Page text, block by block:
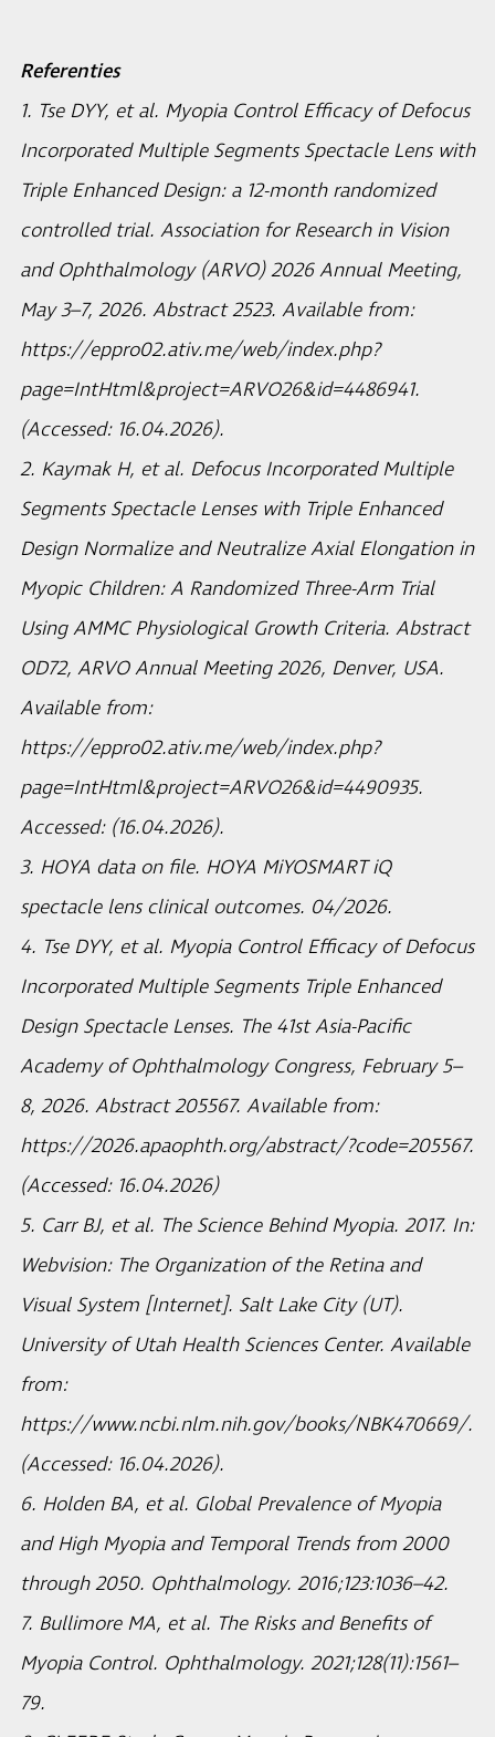
Referenties
1. Tse DYY, et al. Myopia Control Efficacy of Defocus
Incorporated Multiple Segments Spectacle Lens with
Triple Enhanced Design: a 12-month randomized
controlled trial. Association for Research in Vision
and Ophthalmology (ARVO) 2026 Annual Meeting,
May 3–7, 2026. Abstract 2523. Available from:
https://eppro02.ativ.me/web/index.php?
page=IntHtml&project=ARVO26&id=4486941.
(Accessed: 16.04.2026).
2. Kaymak H, et al. Defocus Incorporated Multiple
Segments Spectacle Lenses with Triple Enhanced
Design Normalize and Neutralize Axial Elongation in
Myopic Children: A Randomized Three-Arm Trial
Using AMMC Physiological Growth Criteria. Abstract
OD72, ARVO Annual Meeting 2026, Denver, USA.
Available from:
https://eppro02.ativ.me/web/index.php?
page=IntHtml&project=ARVO26&id=4490935.
Accessed: (16.04.2026).
3. HOYA data on file. HOYA MiYOSMART iQ
spectacle lens clinical outcomes. 04/2026.
4. Tse DYY, et al. Myopia Control Efficacy of Defocus
Incorporated Multiple Segments Triple Enhanced
Design Spectacle Lenses. The 41st Asia-Pacific
Academy of Ophthalmology Congress, February 5–
8, 2026. Abstract 205567. Available from:
https://2026.apaophth.org/abstract/?code=205567.
(Accessed: 16.04.2026)
5. Carr BJ, et al. The Science Behind Myopia. 2017. In:
Webvision: The Organization of the Retina and
Visual System [Internet]. Salt Lake City (UT).
University of Utah Health Sciences Center. Available
from:
https://www.ncbi.nlm.nih.gov/books/NBK470669/.
(Accessed: 16.04.2026).
6. Holden BA, et al. Global Prevalence of Myopia
and High Myopia and Temporal Trends from 2000
through 2050. Ophthalmology. 2016;123:1036–42.
7. Bullimore MA, et al. The Risks and Benefits of
Myopia Control. Ophthalmology. 2021;128(11):1561–
79.